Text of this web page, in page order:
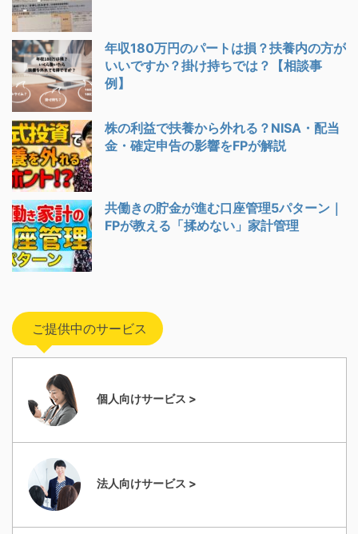
年収180万円のパートは損？扶養内の方が
いいですか？掛け持ちでは？【相談事
例】
株の利益で扶養から外れる？NISA・配当
金・確定申告の影響をFPが解説
共働きの貯金が進む口座管理5パターン｜
FPが教える「揉めない」家計管理
ご提供中のサービス
個人向けサービス >
法人向けサービス >